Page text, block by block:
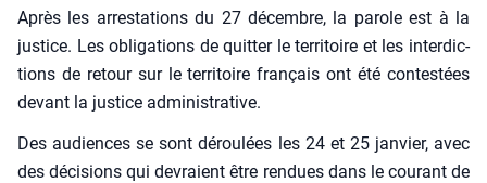
Après les arres­ta­tions du 27 décembre, la parole est à la
jus­tice. Les obli­ga­tions de quit­ter le ter­ri­toire et les inter­dic­
tions de retour sur le ter­ri­toire fran­çais ont été contes­tées
devant la jus­tice admi­nis­tra­tive.
Des audiences se sont dérou­lées les 24 et 25 jan­vier, avec
des déci­sions qui devraient être ren­dues dans le cou­rant de